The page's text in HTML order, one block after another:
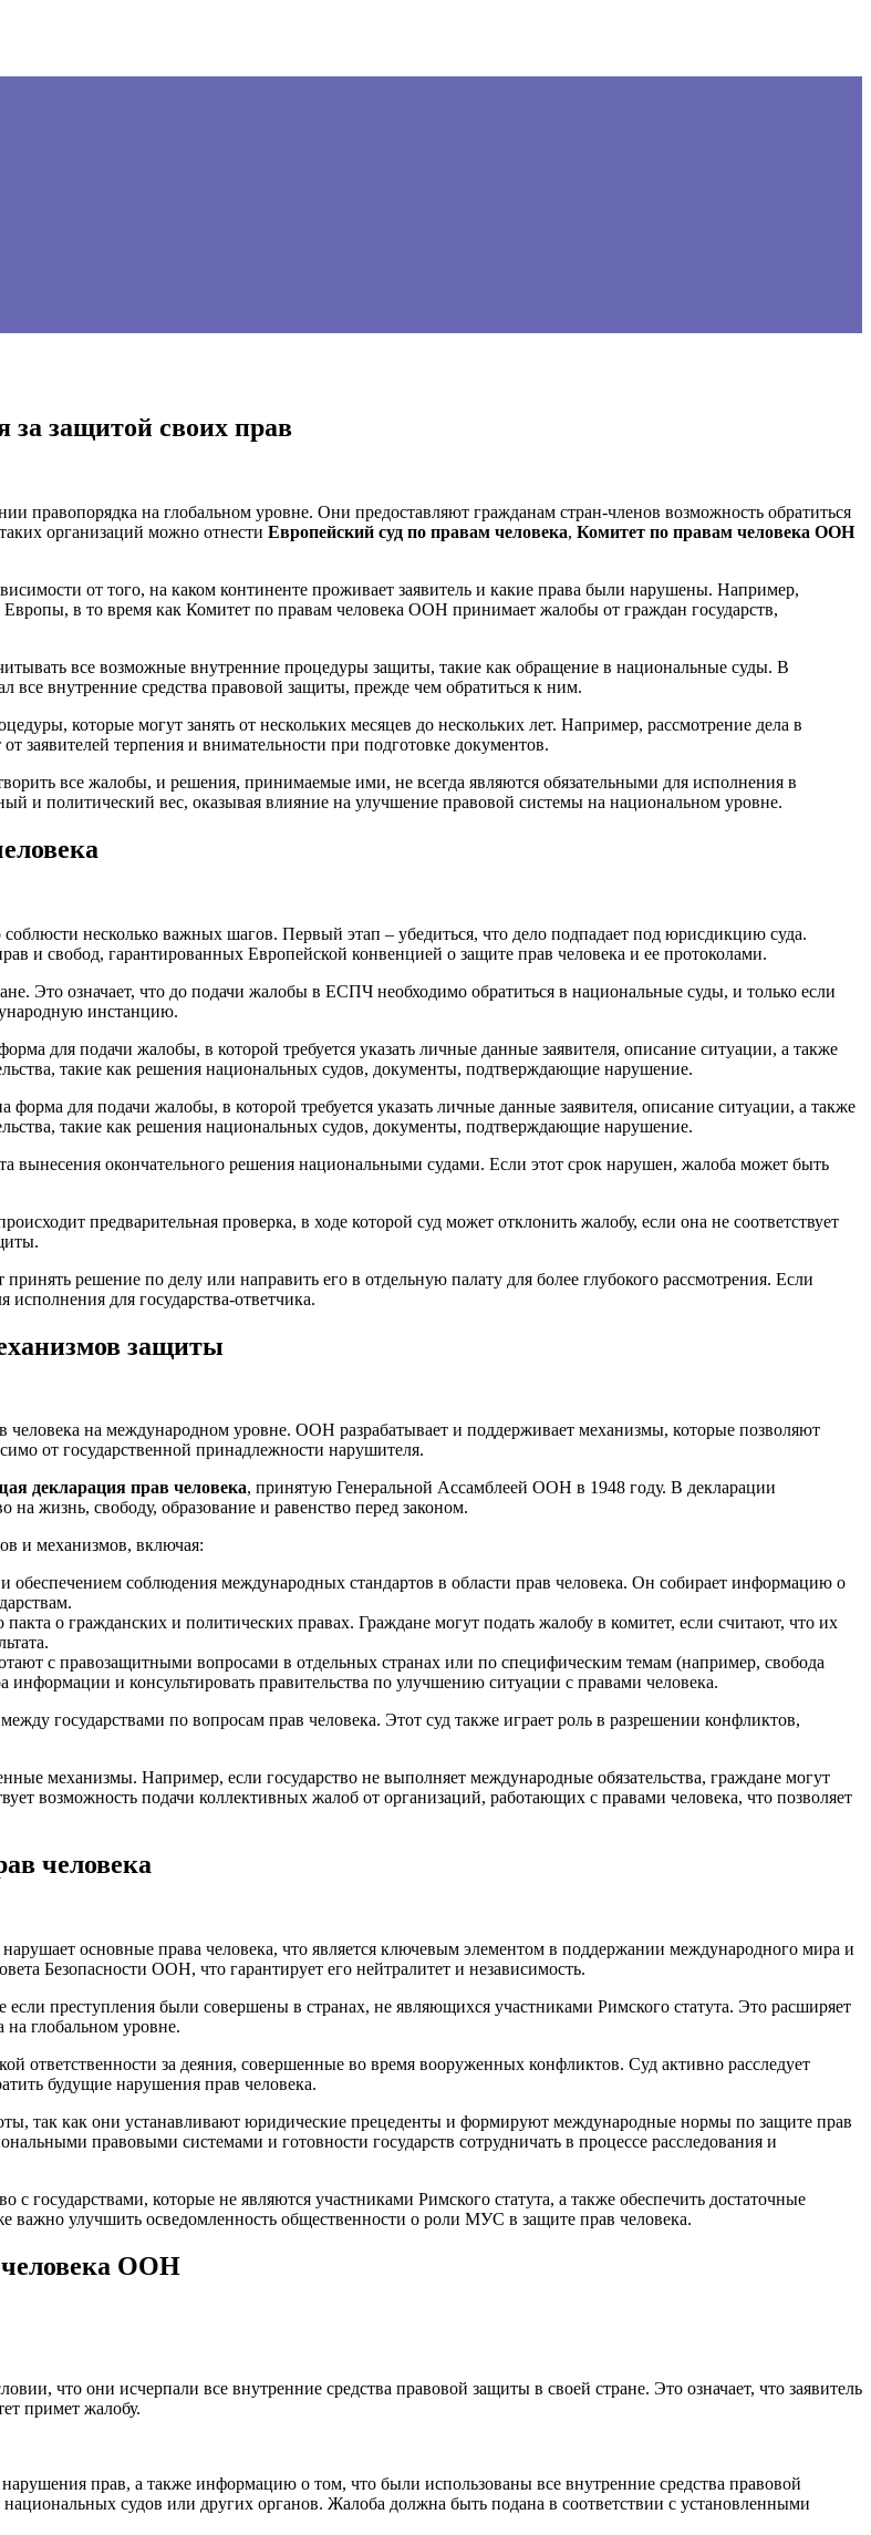
защитой своих прав
на глобальном уровне. Они предоставляют гражданам стран-членов возможность обратиться
организаций можно отнести Европейский суд по правам человека, Комитет по правам человека ООН
от того, на каком континенте проживает заявитель и какие права были нарушены. Например,
в то время как Комитет по правам человека ООН принимает жалобы от граждан государств,
все возможные внутренние процедуры защиты, такие как обращение в национальные суды. В
все внутренние средства правовой защиты, прежде чем обратиться к ним.
которые могут занять от нескольких месяцев до нескольких лет. Например, рассмотрение дела в
заявителей терпения и внимательности при подготовке документов.
все жалобы, и решения, принимаемые ими, не всегда являются обязательными для исполнения в
и политический вес, оказывая влияние на улучшение правовой системы на национальном уровне.
несколько важных шагов. Первый этап – убедиться, что дело подпадает под юрисдикцию суда.
и свобод, гарантированных Европейской конвенцией о защите прав человека и ее протоколами.
Это означает, что до подачи жалобы в ЕСПЧ необходимо обратиться в национальные суды, и только если
инстанцию.
для подачи жалобы, в которой требуется указать личные данные заявителя, описание ситуации, а также
такие как решения национальных судов, документы, подтверждающие нарушение.
вынесения окончательного решения национальными судами. Если этот срок нарушен, жалоба может быть
предварительная проверка, в ходе которой суд может отклонить жалобу, если она не соответствует
решение по делу или направить его в отдельную палату для более глубокого рассмотрения. Если
исполнения для государства-ответчика.
защиты
на международном уровне. ООН разрабатывает и поддерживает механизмы, которые позволяют
от государственной принадлежности нарушителя.
декларация прав человека, принятую Генеральной Ассамблеей ООН в 1948 году. В декларации
жизнь, свободу, образование и равенство перед законом.
и механизмов, включая:
соблюдения международных стандартов в области прав человека. Он собирает информацию о
о гражданских и политических правах. Граждане могут подать жалобу в комитет, если считают, что их
с правозащитными вопросами в отдельных странах или по специфическим темам (например, свобода
и консультировать правительства по улучшению ситуации с правами человека.
государствами по вопросам прав человека. Этот суд также играет роль в разрешении конфликтов,
механизмы. Например, если государство не выполняет международные обязательства, граждане могут
возможность подачи коллективных жалоб от организаций, работающих с правами человека, что позволяет
человека
основные права человека, что является ключевым элементом в поддержании международного мира и
Безопасности ООН, что гарантирует его нейтралитет и независимость.
преступления были совершены в странах, не являющихся участниками Римского статута. Это расширяет
на глобальном уровне.
за деяния, совершенные во время вооруженных конфликтов. Суд активно расследует
будущие нарушения прав человека.
так как они устанавливают юридические прецеденты и формируют международные нормы по защите прав
правовыми системами и готовности государств сотрудничать в процессе расследования и
государствами, которые не являются участниками Римского статута, а также обеспечить достаточные
важно улучшить осведомленность общественности о роли МУС в защите прав человека.
человека ООН
что они исчерпали все внутренние средства правовой защиты в своей стране. Это означает, что заявитель
примет жалобу.
прав, а также информацию о том, что были использованы все внутренние средства правовой
судов или других органов. Жалоба должна быть подана в соответствии с установленными